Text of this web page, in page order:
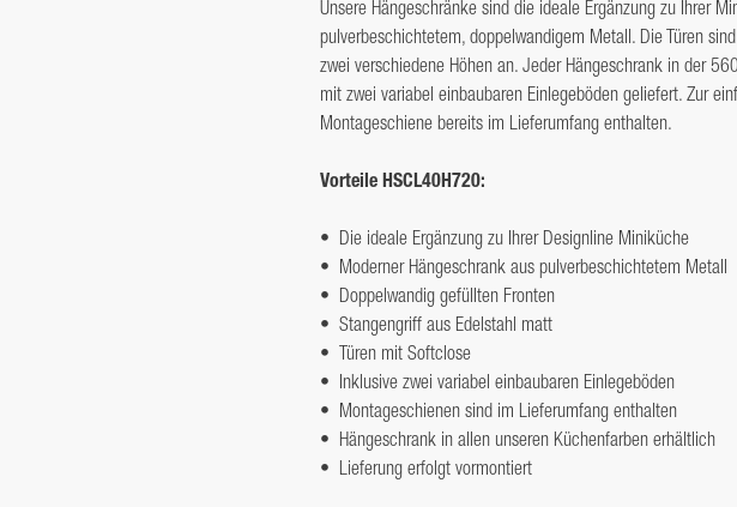
Höhe (cm) 72
Gewicht (kg) null
Unsere Hängeschränke sind die ideale Ergänzung zu Ihrer
pulverbeschichtetem, doppelwandigem Metall. Die Türen
zwei verschiedene Höhen an. Jeder Hängeschrank in der
mit zwei variabel einbaubaren Einlegeböden geliefert. Zur
Montageschiene bereits im Lieferumfang enthalten.
Vorteile HSCL40H720:
•	Die ideale Ergänzung zu Ihrer Designline Miniküche
•	Moderner Hängeschrank aus pulverbeschichtetem Metall
•	Doppelwandig gefüllten Fronten
•	Stangengriff aus Edelstahl matt
•	Türen mit Softclose
•	Inklusive zwei variabel einbaubaren Einlegeböden
•	Montageschienen sind im Lieferumfang enthalten
•	Hängeschrank in allen unseren Küchenfarben erhältlich
•	Lieferung erfolgt vormontiert